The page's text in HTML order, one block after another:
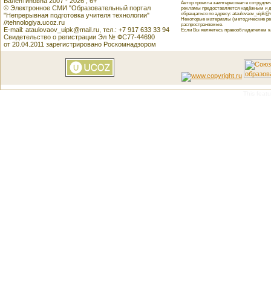
© Электронное СМИ "Образовательный портал
"Непрерывная подготовка учителя технологии"
//tehnologiya.ucoz.ru
E-mail: ataulovaov_uipk@mail.ru, тел.: +7 917 633 33 94
Свидетельство о регистрации Эл № ФС77-44690
от 20.04.2011 зарегистрировано Роскомнадзором
Автор проекта заинтересован в
рекламы предоставляется надёжным и
обращаться по адресу:
Некоторые материалы (методические
распространяемые.
Если Вы являетесь правообладателем